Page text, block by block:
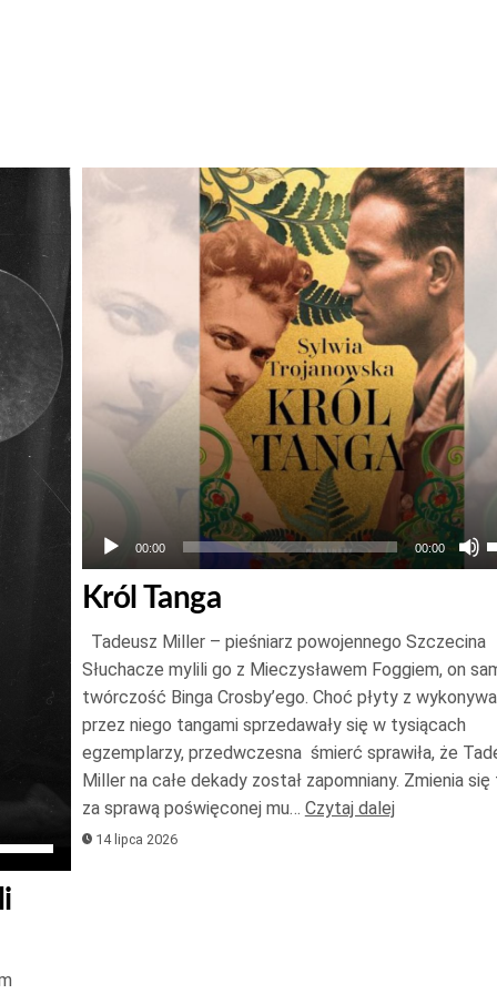
dźwiękowych
00:00 00:00
Król Tanga
Tadeusz Miller – pieśniarz powojennego Szczecina
Słuchacze mylili go z Mieczysławem Foggiem, on
twórczość Binga Crosby’ego. Choć płyty z
przez niego tangami sprzedawały się w tysiącach
egzemplarzy, przedwczesna śmierć sprawiła, że
Miller na całe dekady został zapomniany. Zmienia się
za sprawą poświęconej mu… Czytaj dalej
14 lipca 2026